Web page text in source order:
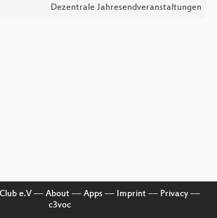
Dezentrale Jahresendveranstaltungen
e.V–– About–– Apps–– Imprint–– Privacy––
c3voc